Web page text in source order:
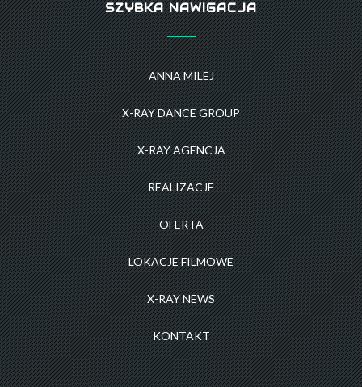
SZYBKA NAWIGACJA
ANNA MILEJ
X-RAY DANCE GROUP
X-RAY AGENCJA
REALIZACJE
OFERTA
LOKACJE FILMOWE
X-RAY NEWS
KONTAKT